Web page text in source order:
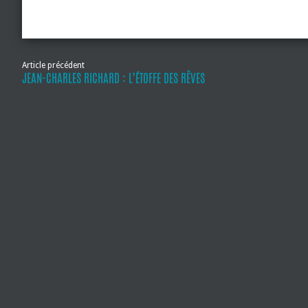
Article précédent
JEAN-CHARLES RICHARD : L’ÉTOFFE DES RÊVES